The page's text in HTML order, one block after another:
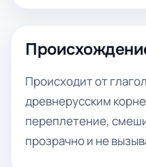
Происходит от
древнерусским
переплетение,
прозрачно и не